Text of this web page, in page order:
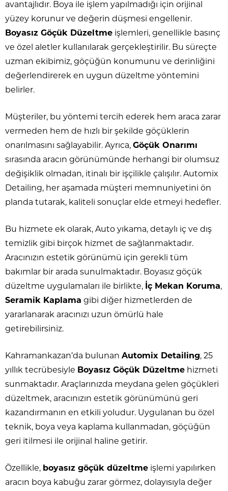
avantajlıdır. Boya ile işlem yapılmadığı için orijinal
yüzey korunur ve değerin düşmesi engellenir.
Boyasız Göçük Düzeltme işlemleri, genellikle basınç
ve özel aletler kullanılarak gerçekleştirilir. Bu süreçte
uzman ekibimiz, göçüğün konumunu ve derinliğini
değerlendirerek en uygun düzeltme yöntemini
belirler.
Müşteriler, bu yöntemi tercih ederek hem araca zarar
vermeden hem de hızlı bir şekilde göçüklerin
onarılmasını sağlayabilir. Ayrıca, Göçük Onarımı
sırasında aracın görünümünde herhangi bir olumsuz
değişiklik olmadan, itinalı bir işçilikle çalışılır. Automix
Detailing, her aşamada müşteri memnuniyetini ön
planda tutarak, kaliteli sonuçlar elde etmeyi hedefler.
Bu hizmete ek olarak, Auto yıkama, detaylı iç ve dış
temizlik gibi birçok hizmet de sağlanmaktadır.
Aracınızın estetik görünümü için gerekli tüm
bakımlar bir arada sunulmaktadır. Boyasız göçük
düzeltme uygulamaları ile birlikte, İç Mekan Koruma,
Seramik Kaplama gibi diğer hizmetlerden de
yararlanarak aracınızı uzun ömürlü hale
getirebilirsiniz.
Kahramankazan’da bulunan Automix Detailing, 25
yıllık tecrübesiyle Boyasız Göçük Düzeltme hizmeti
sunmaktadır. Araçlarınızda meydana gelen göçükleri
düzeltmek, aracınızın estetik görünümünü geri
kazandırmanın en etkili yoludur. Uygulanan bu özel
teknik, boya veya kaplama kullanmadan, göçüğün
geri itilmesi ile orijinal haline getirir.
Özellikle, boyasız göçük düzeltme işlemi yapılırken
aracın boya kabuğu zarar görmez, dolayısıyla değer